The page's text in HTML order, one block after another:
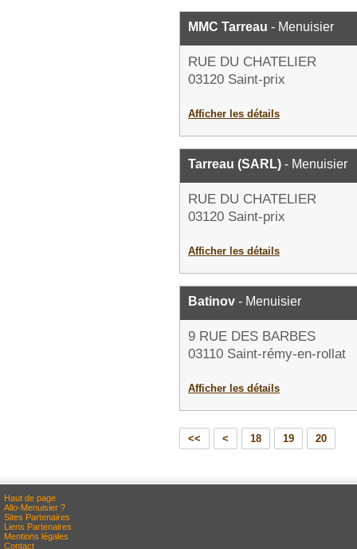
MMC Tarreau - Menuisier
RUE DU CHATELIER
03120 Saint-prix
Afficher les détails
Tarreau (SARL) - Menuisier
RUE DU CHATELIER
03120 Saint-prix
Afficher les détails
Batinov - Menuisier
9 RUE DES BARBES
03110 Saint-rémy-en-rollat
Afficher les détails
<< < 18 19 20
Haut de page
Allo-Menuisier ?
Sites Partenaires
Liens Partenaires
Mentions légales
Contact